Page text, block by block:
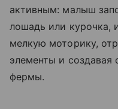
активным: малыш
лошадь или курочка,
мелкую моторику,
элементы и создавая
фермы.